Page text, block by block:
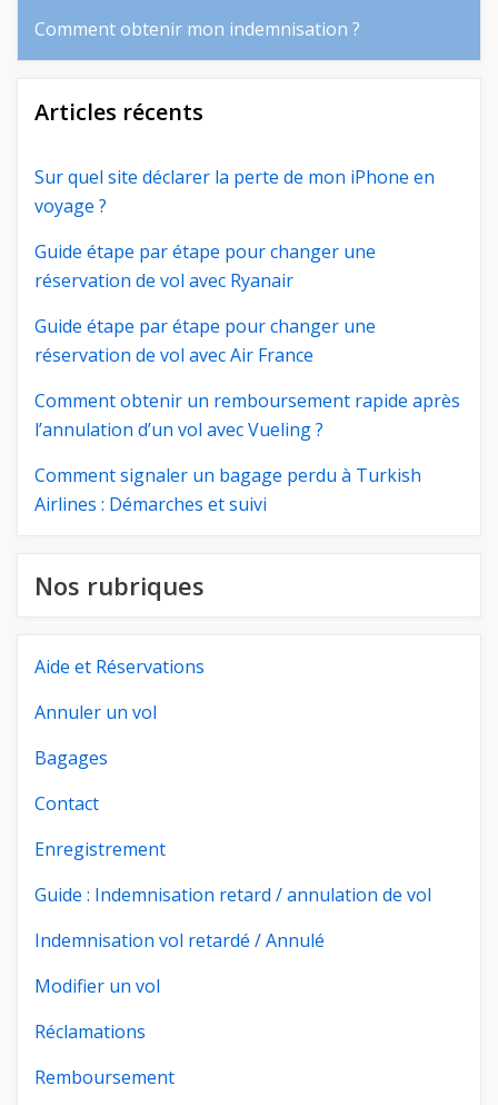
Comment obtenir mon indemnisation ?
Articles récents
Sur quel site déclarer la perte de mon iPhone en
voyage ?
Guide étape par étape pour changer une
réservation de vol avec Ryanair
Guide étape par étape pour changer une
réservation de vol avec Air France
Comment obtenir un remboursement rapide après
l’annulation d’un vol avec Vueling ?
Comment signaler un bagage perdu à Turkish
Airlines : Démarches et suivi
Nos rubriques
Aide et Réservations
Annuler un vol
Bagages
Contact
Enregistrement
Guide : Indemnisation retard / annulation de vol
Indemnisation vol retardé / Annulé
Modifier un vol
Réclamations
Remboursement